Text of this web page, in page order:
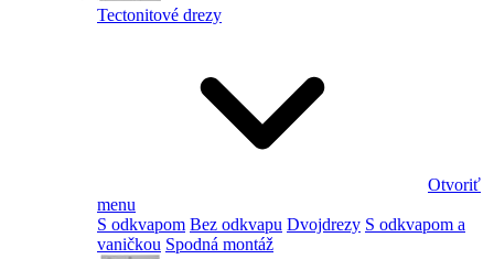
Tectonitové drezy
Otvoriť
menu
S odkvapom Bez odkvapu Dvojdrezy S odkvapom a
vaničkou Spodná montáž